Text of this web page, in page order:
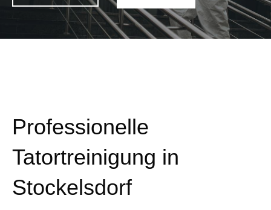
Professionelle
Tatortreinigung in
Stockelsdorf